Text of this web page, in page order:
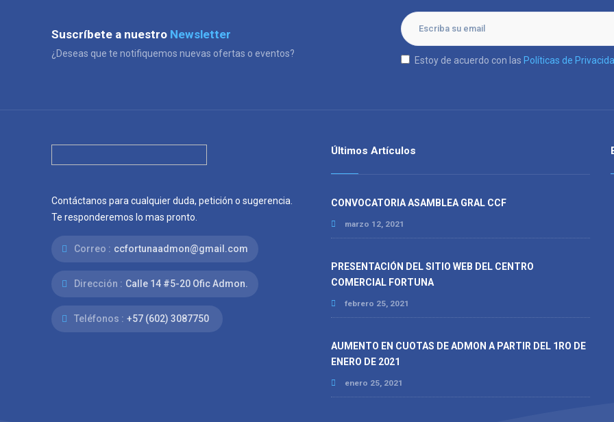
Suscríbete a nuestro Newsletter
¿Deseas que te notifiquemos nuevas ofertas o eventos?
Estoy de acuerdo con las Políticas de
Contáctanos para cualquier duda, petición o sugerencia.
Te responderemos lo mas pronto.
Correo : ccfortunaadmon@gmail.com
Dirección : Calle 14 #5-20 Ofic Admon.
Teléfonos : +57 (602) 3087750
Últimos Artículos
CONVOCATORIA ASAMBLEA GRAL CCF
marzo 12, 2021
PRESENTACIÓN DEL SITIO WEB DEL CENTRO
COMERCIAL FORTUNA
febrero 25, 2021
AUMENTO EN CUOTAS DE ADMON A PARTIR DEL 1RO DE
ENERO DE 2021
enero 25, 2021